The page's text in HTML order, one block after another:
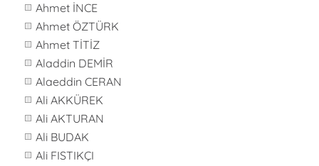
Ahmet İNCE
Ahmet ÖZTÜRK
Ahmet TİTİZ
Aladdin DEMİR
Alaeddin CERAN
Ali AKKÜREK
Ali AKTURAN
Ali BUDAK
Ali FISTIKÇI